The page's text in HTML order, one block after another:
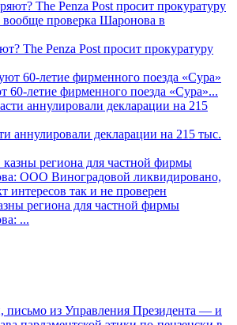
The Penza Post просит прокуратуру
60-летие фирменного поезда «Сура»...
аннулировали декларации на 215 тыс.
региона для частной фирмы
...